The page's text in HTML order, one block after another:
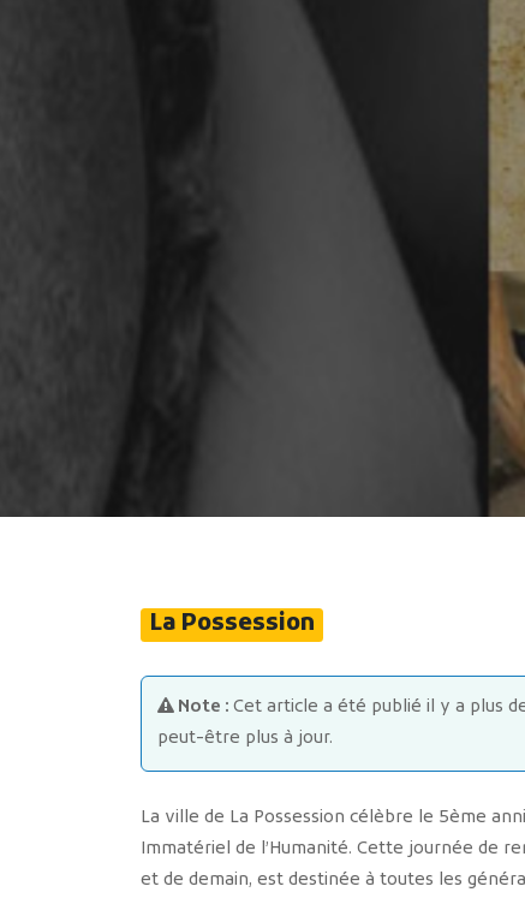
La Possession
Note : Cet article a été publié il y a plus
peut-être plus à jour.
La ville de La Possession célèbre le 5ème
Immatériel de l’Humanité. Cette journée de
et de demain, est destinée à toutes les